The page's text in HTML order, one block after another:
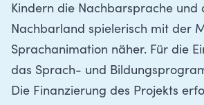
Kindern die Nachbarsprache und
Nachbarland spielerisch mit der
Sprachanimation näher. Für die
das Sprach- und
Die Finanzierung des Projekts